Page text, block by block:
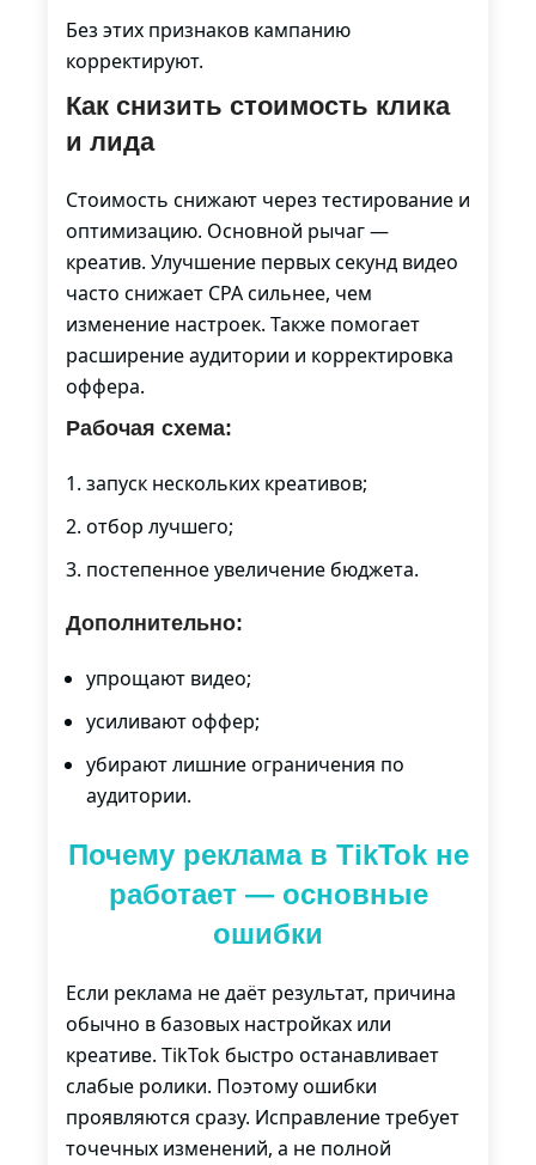
Без этих признаков кампанию
корректируют.
Как снизить стоимость клика
и лида
Стоимость снижают через тестирование и
оптимизацию. Основной рычаг —
креатив. Улучшение первых секунд видео
часто снижает CPA сильнее, чем
изменение настроек. Также помогает
расширение аудитории и корректировка
оффера.
Рабочая схема:
запуск нескольких креативов;
отбор лучшего;
постепенное увеличение бюджета.
Дополнительно:
упрощают видео;
усиливают оффер;
убирают лишние ограничения по
аудитории.
Почему реклама в TikTok не
работает — основные
ошибки
Если реклама не даёт результат, причина
обычно в базовых настройках или
креативе. TikTok быстро останавливает
слабые ролики. Поэтому ошибки
проявляются сразу. Исправление требует
точечных изменений, а не полной